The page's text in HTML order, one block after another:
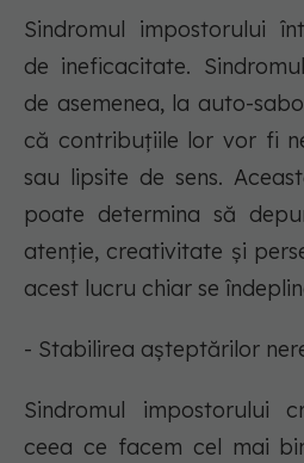
Sindromul impostorului
de ineficacitate.
de asemenea, la auto-
că contribuțiile lor vor fi
sau lipsite de sens.
poate determina să
atenție, creativitate și
acest lucru chiar se
- Stabilirea așteptărilor
Sindromul impostorului
ceea ce facem cel mai